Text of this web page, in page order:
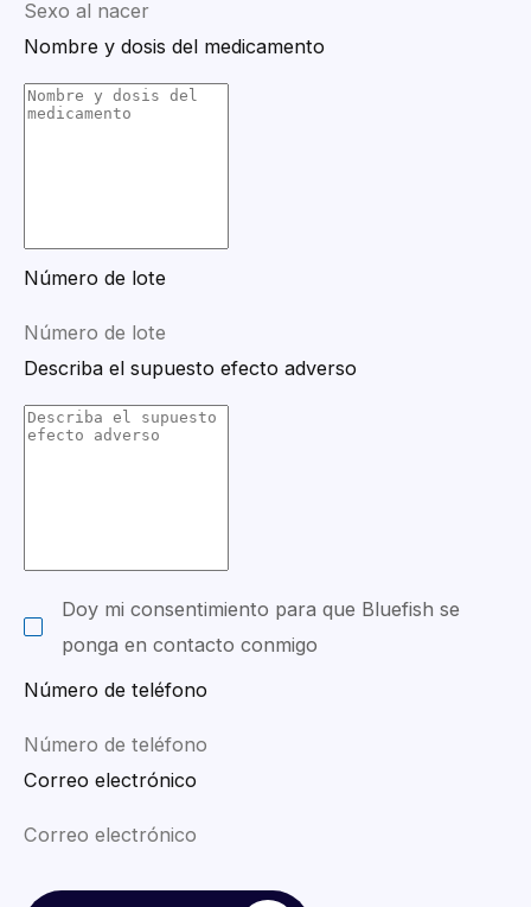
Nombre y dosis del medicamento
Número de lote
Describa el supuesto efecto adverso
Doy mi consentimiento para que Bluefish se
ponga en contacto conmigo
Número de teléfono
Correo electrónico